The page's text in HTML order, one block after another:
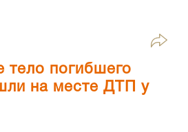
тело погибшего
на месте ДТП у